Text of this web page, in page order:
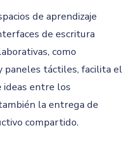
de aprendizaje
de escritura
como
paneles táctiles, facilita el
ideas entre los
la entrega de
compartido.